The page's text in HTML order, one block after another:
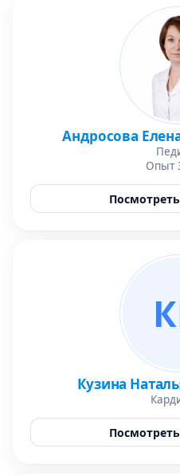
Андросова
Опыт
Кузина